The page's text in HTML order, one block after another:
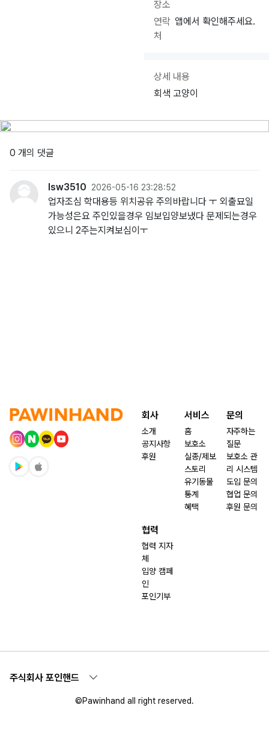
장소
연락
처
앱에서 확인해주세요.
상세 내용
회색 고양이
0 개의 댓글
lsw3510 2026-05-16 23:28:52
업자조심 학대용등 위치공유 주의바랍니다 ㅜ 외출묘일
가능성은요 주인있을경우 임보입양보냈다 문제되는경우
있으니 2주는지켜보심이ㅜ
회사
소개
공지사항
후원
서비스
홈
보호소
실종/제보
스토리
유기동물
통계
혜택
문의
자주하는
질문
보호소 관
리 시스템
도입 문의
협업 문의
후원 문의
협력
협력 지자
체
입양 캠페
인
포인기부
주식회사 포인핸드
©Pawinhand all right reserved.